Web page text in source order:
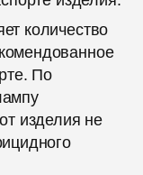
количество
По
изделия не